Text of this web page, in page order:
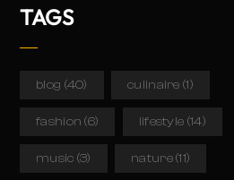
TAGS
blog (40) culinaire (1)
fashion (6) lifestyle (14)
music (3) nature(11)